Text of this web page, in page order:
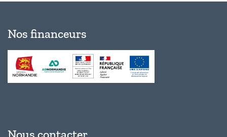
Nos financeurs